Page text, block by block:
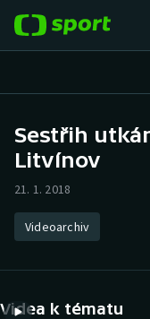
Hokej
Atletika
Sestřih
Litvínov
21. 1. 2018
Videoarchiv
Videa k tématu